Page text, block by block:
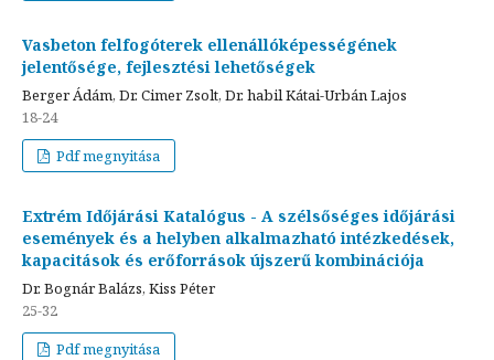
Vasbeton felfogóterek ellenállóképességének
jelentősége, fejlesztési lehetőségek
Berger Ádám, Dr. Cimer Zsolt, Dr. habil Kátai-Urbán Lajos
18-24
Pdf megnyitása
Extrém Időjárási Katalógus - A szélsőséges időjárási
események és a helyben alkalmazható intézkedések,
kapacitások és erőforrások újszerű kombinációja
Dr. Bognár Balázs, Kiss Péter
25-32
Pdf megnyitása